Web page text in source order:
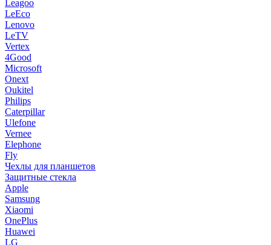
Leagoo
LeEco
Lenovo
LeTV
Vertex
4Good
Microsoft
Onext
Oukitel
Philips
Caterpillar
Ulefone
Vernee
Elephone
Fly
Чехлы для планшетов
Защитные стекла
Apple
Samsung
Xiaomi
OnePlus
Huawei
LG